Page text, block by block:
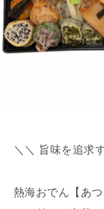
＼＼ 旨味を追求
熱海おでん【あ